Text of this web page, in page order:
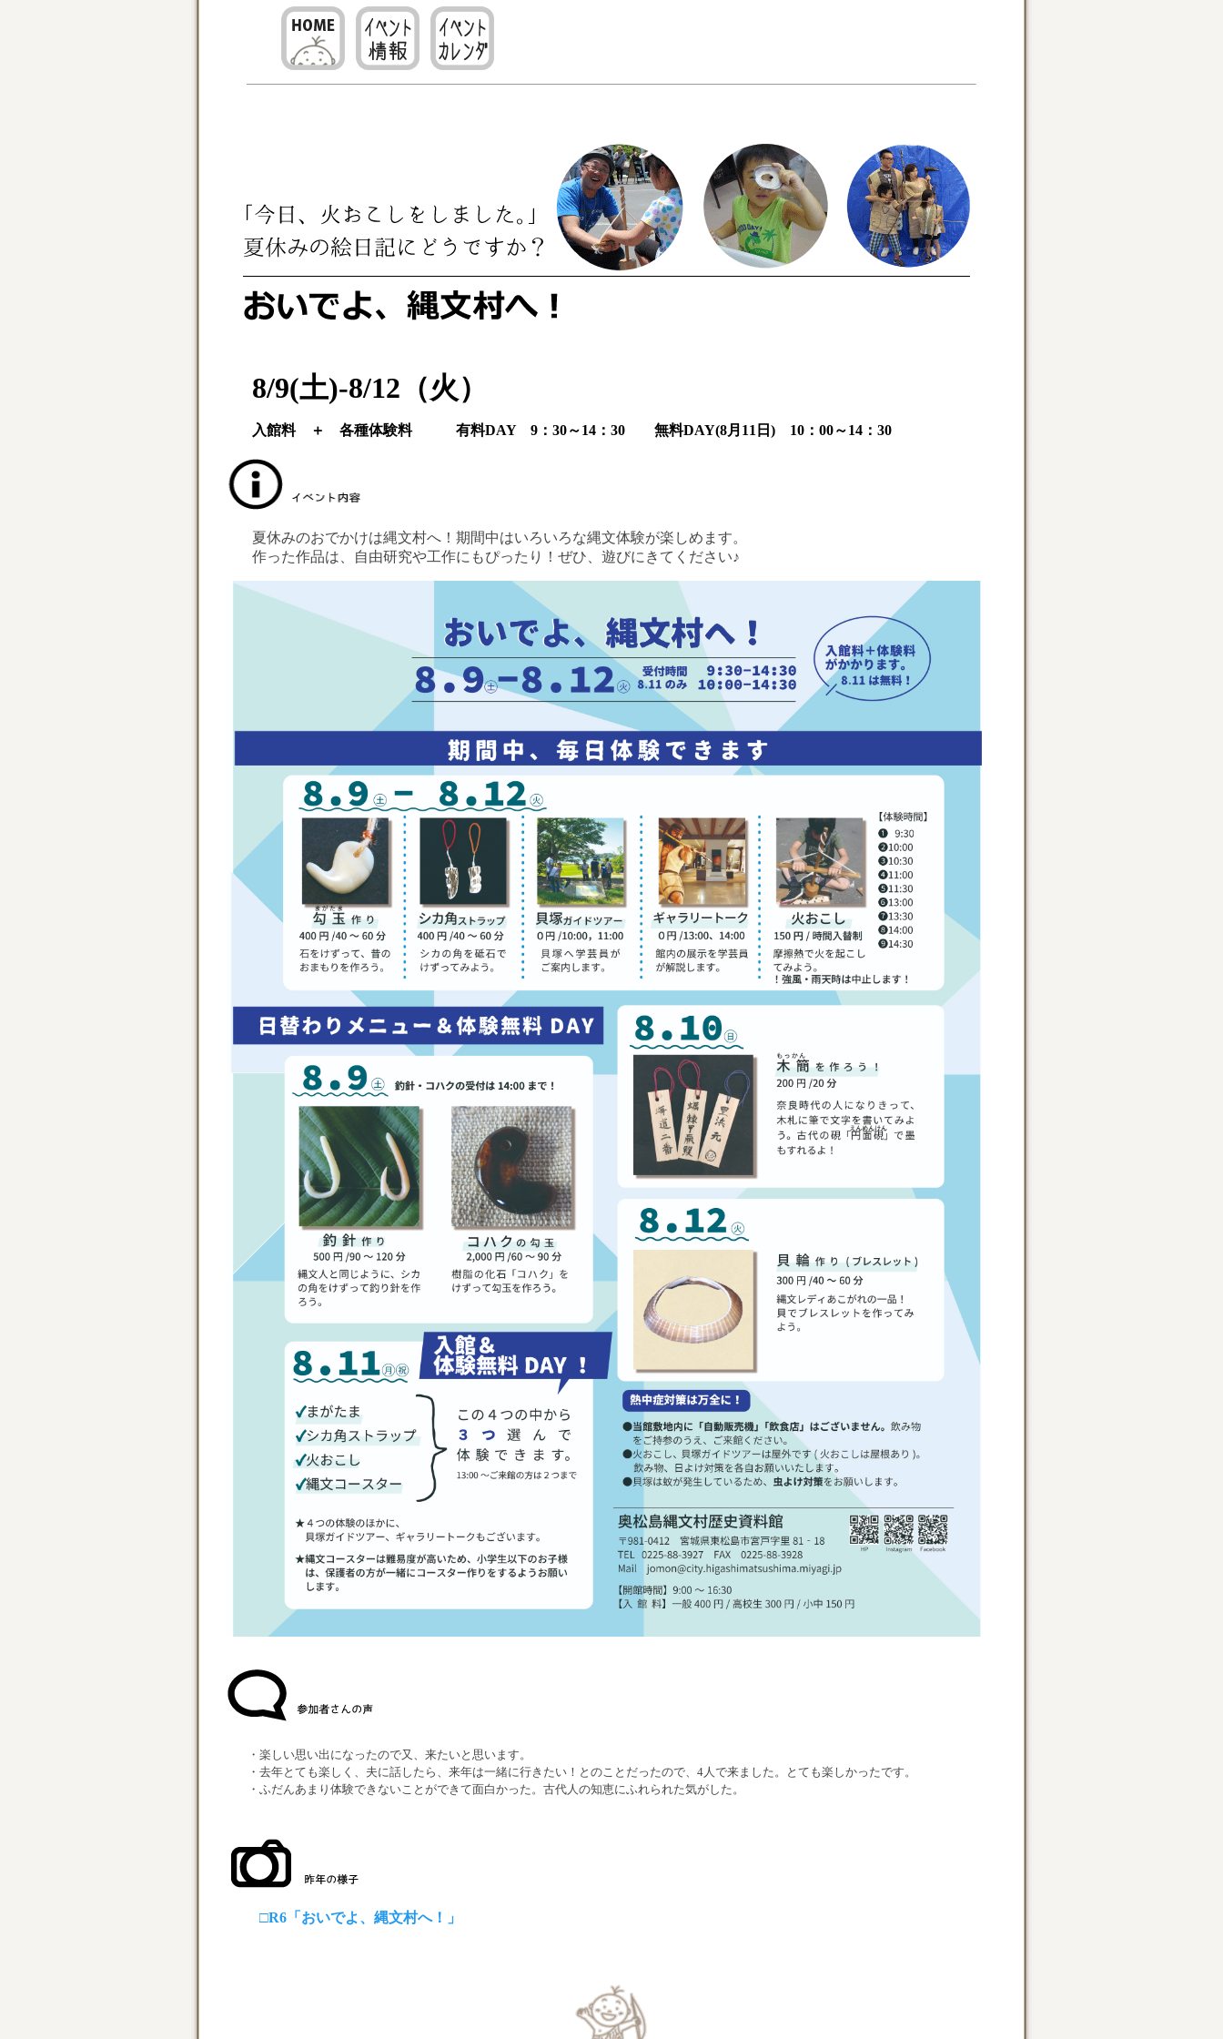
8/9(土)-8/12（火）
入館料 ＋ 各種体験料 有料DAY 9：30～14：30 無料DAY(8月11日) 10：00～14：30
夏休みのおでかけは縄文村へ！期間中はいろいろな縄文体験が楽しめます。
作った作品は、自由研究や工作にもぴったり！ぜひ、遊びにきてください♪
・楽しい思い出になったので又、来たいと思います。
・去年とても楽しく、夫に話したら、来年は一緒に行きたい！とのことだったので、4人で来ました。とても楽しかったです。
・ふだんあまり体験できないことができて面白かった。古代人の知恵にふれられた気がした。
□R6「おいでよ、縄文村へ！」